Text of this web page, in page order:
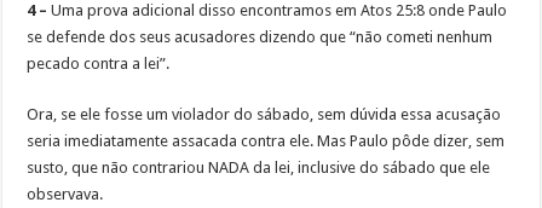
4 – Uma prova adicional disso encontramos em Atos 25:8 onde Paulo
se defende dos seus acusadores dizendo que “não cometi nenhum
pecado contra a lei”.
Ora, se ele fosse um violador do sábado, sem dúvida essa acusação
seria imediatamente assacada contra ele. Mas Paulo pôde dizer, sem
susto, que não contrariou NADA da lei, inclusive do sábado que ele
observava.